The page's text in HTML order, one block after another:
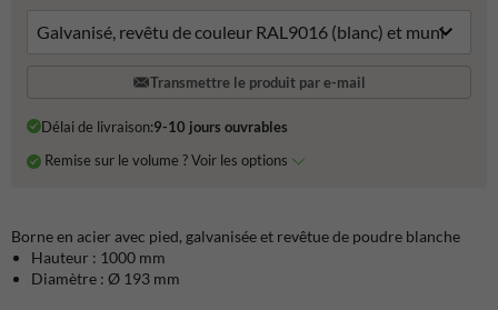
Transmettre le produit par e-mail
Délai de livraison:9-10 jours ouvrables
Remise sur le volume ? Voir les options
Borne en acier avec pied, galvanisée et revêtue de poudre blanche
Hauteur : 1000 mm
Diamètre : Ø 193 mm